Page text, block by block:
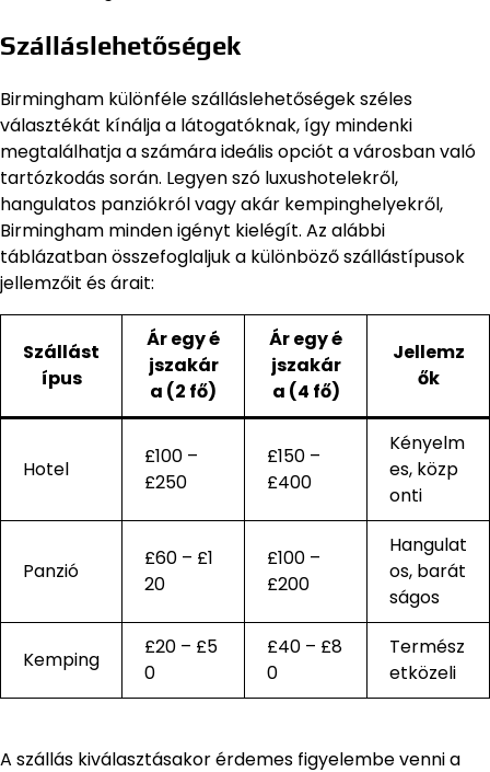
Szálláslehetőségek
Birmingham különféle szálláslehetőségek széles
választékát kínálja a látogatóknak, így mindenki
megtalálhatja a számára ideális opciót a városban való
tartózkodás során. Legyen szó luxushotelekről,
hangulatos panziókról vagy akár kempinghelyekről,
Birmingham minden igényt kielégít. Az alábbi
táblázatban összefoglaljuk a különböző szállástípusok
jellemzőit és árait:
Szállást
ípus
Ár egy é
jszakár
a (2 fő)
Ár egy é
jszakár
a (4 fő)
Jellemz
ők
Hotel
£100 –
£250
£150 –
£400
Kényelm
es, közp
onti
Panzió
£60 – £1
20
£100 –
£200
Hangulat
os, barát
ságos
Kemping
£20 – £5
0
£40 – £8
0
Termész
etközeli
A szállás kiválasztásakor érdemes figyelembe venni a